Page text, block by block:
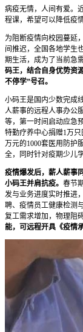
病疫无情，人间有爱。
程课，希望可以降低疫
为阻断疫情向校园蔓延
间推迟，全国各地学生
期生活，成为了当前急
码王，结合自身优势资
不停学”号召。
小码王是国内少数完成
人薪事的远程人事办公
等，第一时间启动应急
特勤疗养中心捐赠1万
万元的1000套医用防护
全，同时针对疫期少儿
疫情爆发后，薪人薪事
小码王并肩抗疫。 春节
发与业务进度实时推进
聘、疫情员工健康检测
复工需求增加，物理阻
能，可远程开具《疫情